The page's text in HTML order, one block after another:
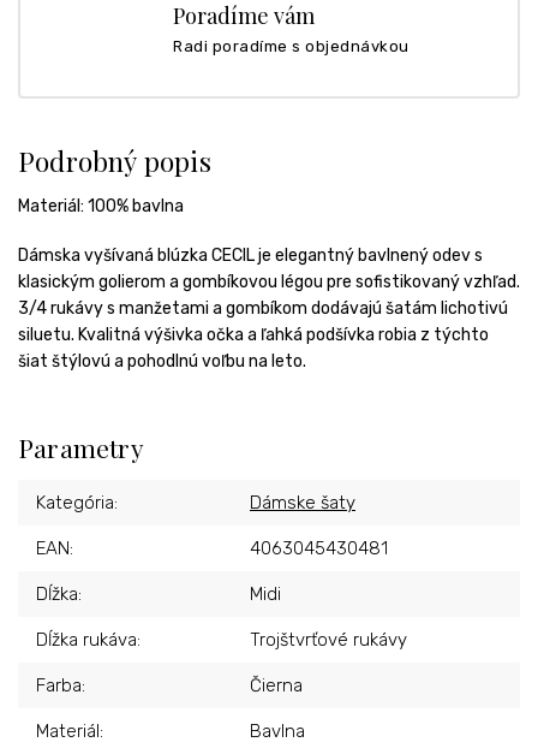
Poradíme vám
Radi poradíme s objednávkou
Podrobný popis
Materiál: 100% bavlna
Dámska vyšívaná blúzka CECIL je elegantný bavlnený odev s
klasickým golierom a gombíkovou légou pre sofistikovaný vzhľad.
3/4 rukávy s manžetami a gombíkom dodávajú šatám lichotivú
siluetu. Kvalitná výšivka očka a ľahká podšívka robia z týchto
šiat štýlovú a pohodlnú voľbu na leto.
Parametry
Kategória: Dámske šaty
EAN: 4063045430481
Dĺžka: Midi
Dĺžka rukáva: Trojštvrťové rukávy
Farba: Čierna
Materiál: Bavlna